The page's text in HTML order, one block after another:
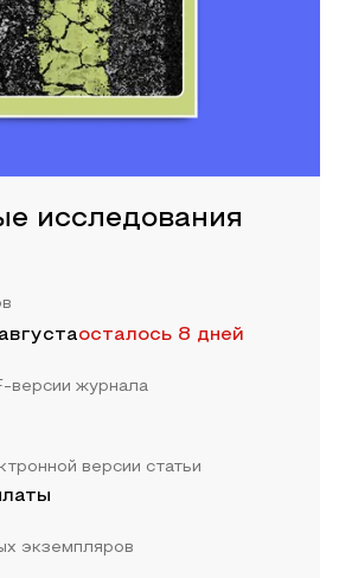
исследования
осталось 8 дней
версии журнала
версии статьи
экземпляров